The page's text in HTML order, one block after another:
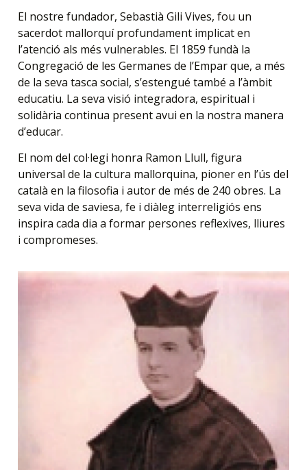
El nostre fundador, Sebastià Gili Vives, fou un
sacerdot mallorquí profundament implicat en
l’atenció als més vulnerables. El 1859 fundà la
Congregació de les Germanes de l’Empar que, a més
de la seva tasca social, s’estengué també a l’àmbit
educatiu. La seva visió integradora, espiritual i
solidària continua present avui en la nostra manera
d’educar.
El nom del col·legi honra Ramon Llull, figura
universal de la cultura mallorquina, pioner en l’ús del
català en la filosofia i autor de més de 240 obres. La
seva vida de saviesa, fe i diàleg interreligiós ens
inspira cada dia a formar persones reflexives, lliures
i compromeses.